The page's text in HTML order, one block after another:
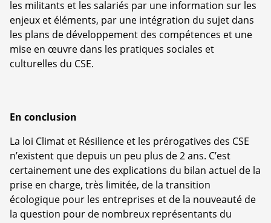
les militants et les salariés par une information sur les
enjeux et éléments, par une intégration du sujet dans
les plans de développement des compétences et une
mise en œuvre dans les pratiques sociales et
culturelles du CSE.
En conclusion
La loi Climat et Résilience et les prérogatives des CSE
n’existent que depuis un peu plus de 2 ans. C’est
certainement une des explications du bilan actuel de la
prise en charge, très limitée, de la transition
écologique pour les entreprises et de la nouveauté de
la question pour de nombreux représentants du